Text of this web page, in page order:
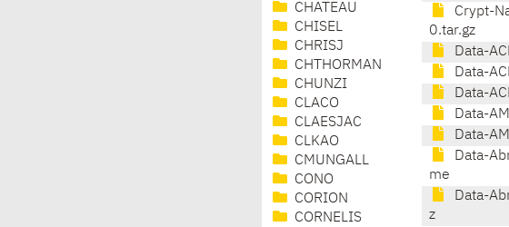
CHATEAU
CHISEL
CHRISJ
CHTHORMAN
CHUNZI
CLACO
CLAESJAC
CLKAO
CMUNGALL
CONO
CORION
CORNELIS
Crypt-
0.tar.gz
Data-
Data-
Data-
Data-
Data-
Data-
me
Data-
z